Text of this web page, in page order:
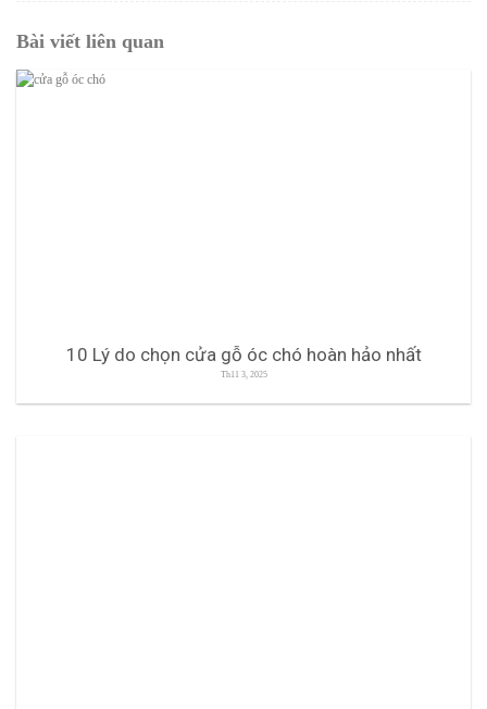
Bài viết liên quan
10 Lý do chọn cửa gỗ óc chó hoàn hảo nhất
Th11 3, 2025